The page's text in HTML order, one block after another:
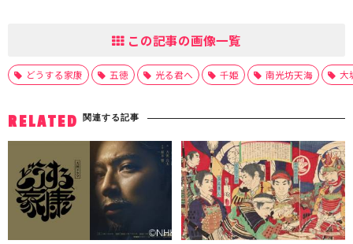
この記事の画像一覧
どうする家康 五徳 光る君へ 千姫 南光坊天海 大
RELATED 関連する記事